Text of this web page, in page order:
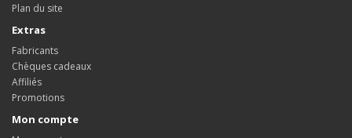
Plan du site
Extras
Fabricants
Chèques cadeaux
Affiliés
Promotions
Mon compte